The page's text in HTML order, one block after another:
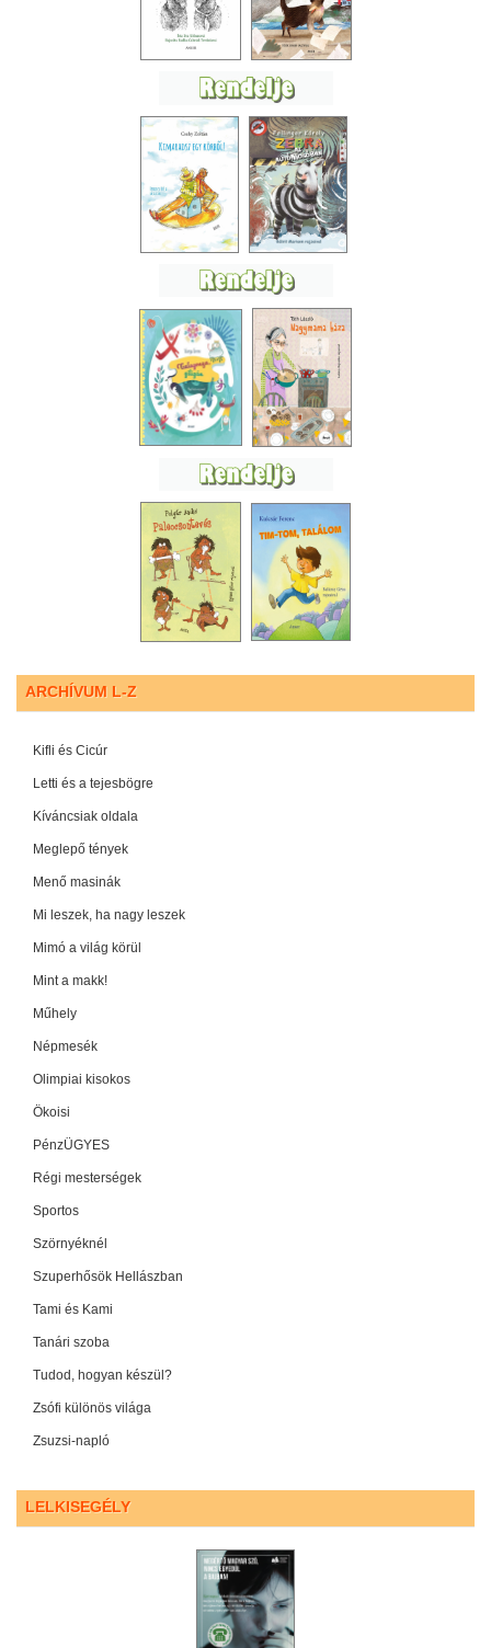
ARCHÍVUM L-Z
Kifli és Cicúr
Letti és a tejesbögre
Kíváncsiak oldala
Meglepő tények
Menő masinák
Mi leszek, ha nagy leszek
Mimó a világ körül
Mint a makk!
Műhely
Népmesék
Olimpiai kisokos
Ökoisi
PénzÜGYES
Régi mesterségek
Sportos
Szörnyéknél
Szuperhősök Hellászban
Tami és Kami
Tanári szoba
Tudod, hogyan készül?
Zsófi különös világa
Zsuzsi-napló
LELKISEGÉLY